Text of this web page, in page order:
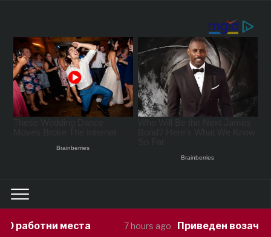
7 hours ago Приведен возач кој ја предизвикал